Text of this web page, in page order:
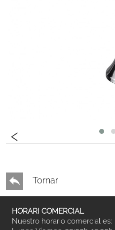
‹
Tornar
HORARI COMERCIAL
Nuestro horario comercial es: